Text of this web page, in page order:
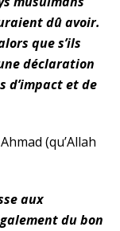
dû avoir.
que s’ils
déclaration
d’impact et de
(qu’Allah
aux
du bon